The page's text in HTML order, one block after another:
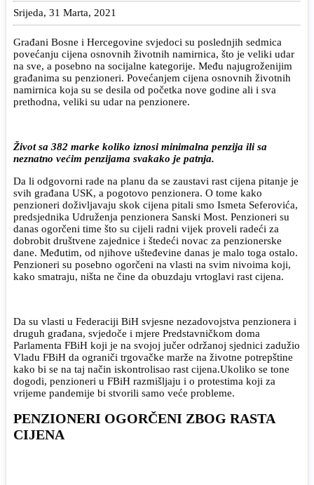
Srijeda, 31 Marta, 2021
Građani Bosne i Hercegovine svjedoci su poslednjih sedmica
povećanju cijena osnovnih životnih namirnica, što je veliki udar
na sve, a posebno na socijalne kategorije. Među najugroženijim
građanima su penzioneri. Povećanjem cijena osnovnih životnih
namirnica koja su se desila od početka nove godine ali i sva
prethodna, veliki su udar na penzionere.
Život sa 382 marke koliko iznosi minimalna penzija ili sa
neznatno većim penzijama svakako je patnja.
Da li odgovorni rade na planu da se zaustavi rast cijena pitanje je
svih građana USK, a pogotovo penzionera. O tome kako
penzioneri doživljavaju skok cijena pitali smo Ismeta Seferovića,
predsjednika Udruženja penzionera Sanski Most. Penzioneri su
danas ogorčeni time što su cijeli radni vijek proveli radeći za
dobrobit društvene zajednice i štedeći novac za penzionerske
dane. Međutim, od njihove ušteđevine danas je malo toga ostalo.
Penzioneri su posebno ogorčeni na vlasti na svim nivoima koji,
kako smatraju, ništa ne čine da obuzdaju vrtoglavi rast cijena.
Da su vlasti u Federaciji BiH svjesne nezadovojstva penzionera i
druguh građana, svjedoče i mjere Predstavničkom doma
Parlamenta FBiH koji je na svojoj jučer održanoj sjednici zadužio
Vladu FBiH da ograniči trgovačke marže na životne potrepštine
kako bi se na taj način iskontrolisao rast cijena.Ukoliko se tone
dogodi, penzioneri u FBiH razmišljaju i o protestima koji za
vrijeme pandemije bi stvorili samo veće probleme.
PENZIONERI OGORČENI ZBOG RASTA
CIJENA